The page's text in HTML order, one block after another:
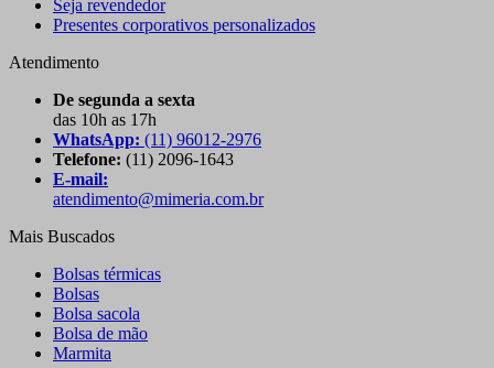
Seja revendedor
Presentes corporativos personalizados
Atendimento
De segunda a sexta
das 10h as 17h
WhatsApp: (11) 96012-2976
Telefone: (11) 2096-1643
E-mail:
atendimento@mimeria.com.br
Mais Buscados
Bolsas térmicas
Bolsas
Bolsa sacola
Bolsa de mão
Marmita